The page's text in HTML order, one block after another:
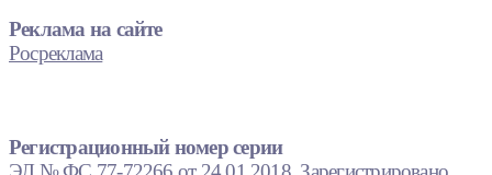
Реклама на сайте
Росреклама
Регистрационный номер серии